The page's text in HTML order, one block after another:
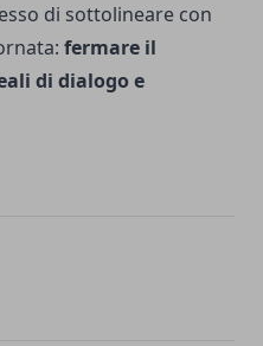
di sottolineare con
fermare il
di dialogo e